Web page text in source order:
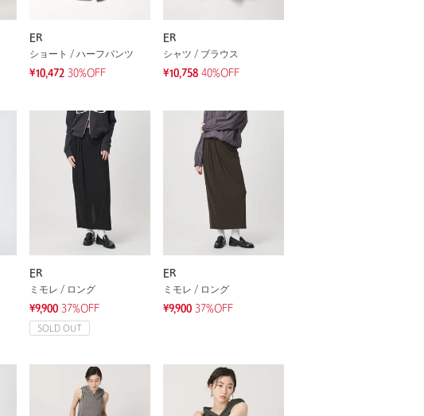
ER
ショート / ハーフパンツ
¥10,472 30%OFF
ER
シャツ / ブラウス
¥10,758 40%OFF
ER
ミモレ / ロング
¥9,900 37%OFF
SOLD OUT
ER
ミモレ / ロング
¥9,900 37%OFF